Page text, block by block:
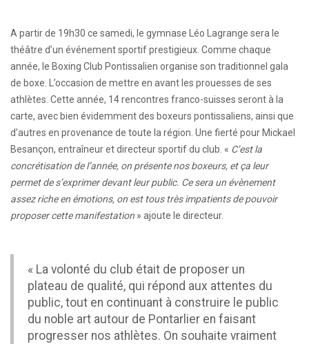
A partir de 19h30 ce samedi, le gymnase Léo Lagrange sera le
théâtre d’un événement sportif prestigieux. Comme chaque
année, le Boxing Club Pontissalien organise son traditionnel gala
de boxe. L’occasion de mettre en avant les prouesses de ses
athlètes. Cette année, 14 rencontres franco-suisses seront à la
carte, avec bien évidemment des boxeurs pontissaliens, ainsi que
d’autres en provenance de toute la région. Une fierté pour Mickael
Besançon, entraîneur et directeur sportif du club. « C’est la
concrétisation de l’année, on présente nos boxeurs, et ça leur
permet de s’exprimer devant leur public. Ce sera un évènement
assez riche en émotions, on est tous très impatients de pouvoir
proposer cette manifestation » ajoute le directeur.
« La volonté du club était de proposer un
plateau de qualité, qui répond aux attentes du
public, tout en continuant à construire le public
du noble art autour de Pontarlier en faisant
progresser nos athlètes. On souhaite vraiment